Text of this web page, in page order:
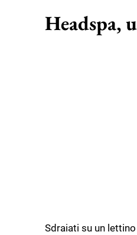
Headspa,
Sdraiati su un